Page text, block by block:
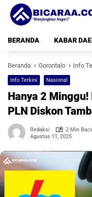
Langsung
konten
BERANDA
KABAR
Beranda Gorontalo Info
Info Terkini Nasional
Hanya 2
PLN Diskon
Redaksi
2 Min
Agustus 11, 2025